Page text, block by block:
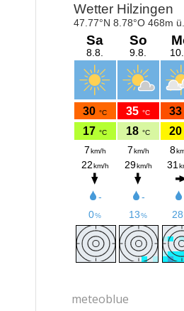
meteoblue